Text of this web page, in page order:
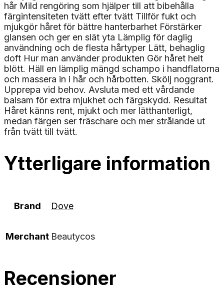
hår Mild rengöring som hjälper till att bibehålla
färgintensiteten tvätt efter tvätt Tillför fukt och
mjukgör håret för bättre hanterbarhet Förstärker
glansen och ger en slät yta Lämplig för daglig
användning och de flesta hårtyper Lätt, behaglig
doft Hur man använder produkten Gör håret helt
blött. Häll en lämplig mängd schampo i handflatorna
och massera in i hår och hårbotten. Skölj noggrant.
Upprepa vid behov. Avsluta med ett vårdande
balsam för extra mjukhet och färgskydd. Resultat
Håret känns rent, mjukt och mer lätthanterligt,
medan färgen ser fräschare och mer strålande ut
från tvätt till tvätt.
Ytterligare information
Brand Dove
Merchant Beautycos
Recensioner